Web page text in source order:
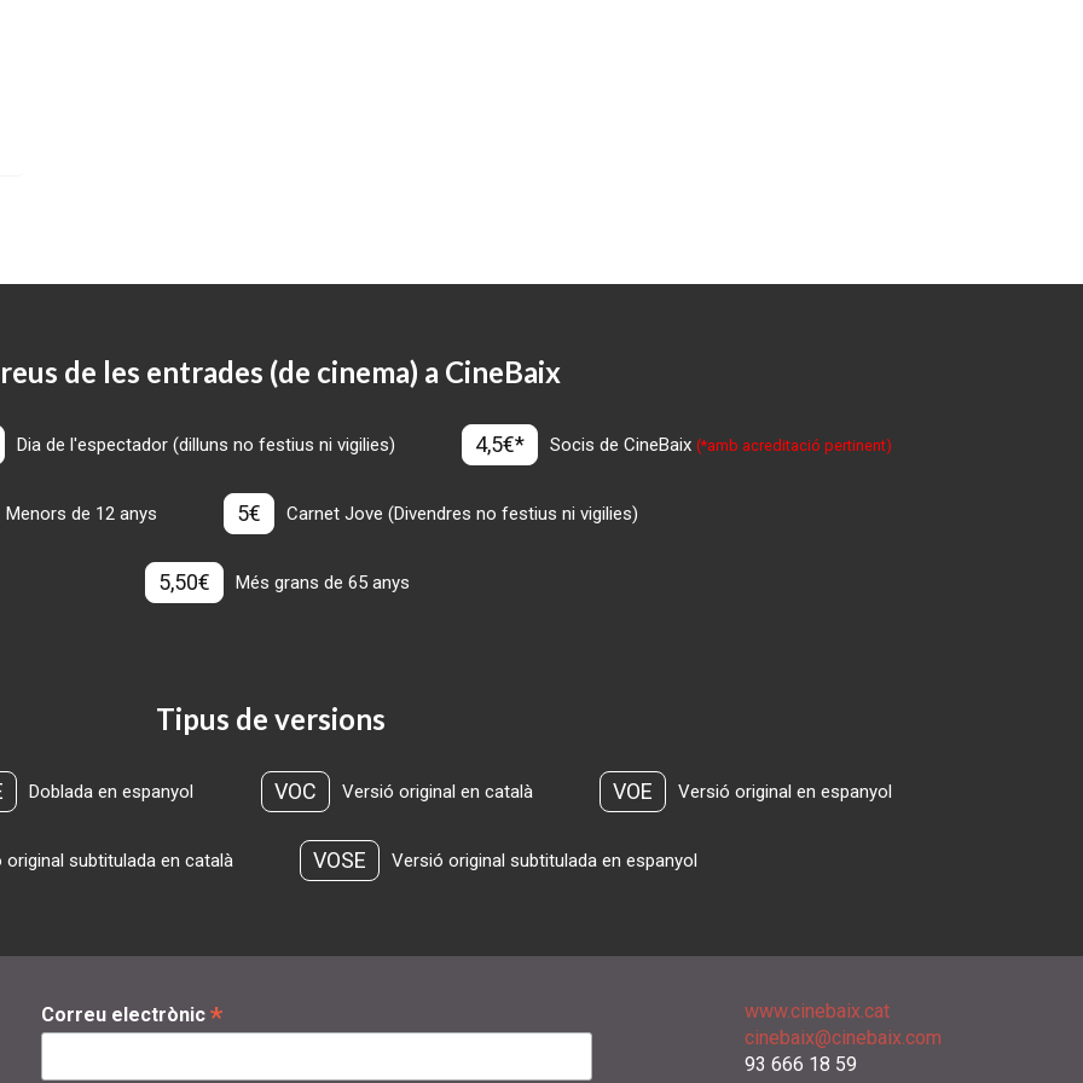
de les entrades (de cinema) a CineBaix
Dia de l'espectador (dilluns no festius ni vigilies) 4,5€* Socis de CineBaix(*amb acreditació pertinent)
Menors de 12 anys 5€ Carnet Jove (Divendres no festius ni vigilies)
5,50€ Més grans de 65 anys
Tipus de versions
Doblada en espanyol VOC Versió original en català VOE Versió original en espanyol
original subtitulada en català VOSE Versió original subtitulada en espanyol
Correu electrònic *
www.cinebaix.cat
cinebaix@cinebaix.com
93 666 18 59